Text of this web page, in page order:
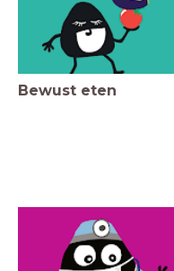
Bewust eten